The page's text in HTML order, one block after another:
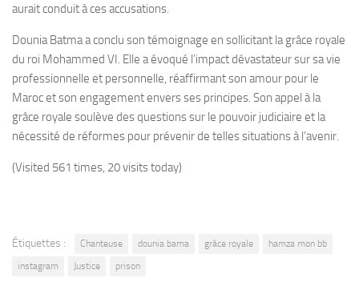
aurait conduit à ces accusations.
Dounia Batma a conclu son témoignage en sollicitant la grâce royale
du roi Mohammed VI. Elle a évoqué l’impact dévastateur sur sa vie
professionnelle et personnelle, réaffirmant son amour pour le
Maroc et son engagement envers ses principes. Son appel à la
grâce royale soulève des questions sur le pouvoir judiciaire et la
nécessité de réformes pour prévenir de telles situations à l’avenir.
(Visited 561 times, 20 visits today)
Étiquettes : Chanteuse dounia bama grâce royale
hamza mon bb
instagram
Justice prison